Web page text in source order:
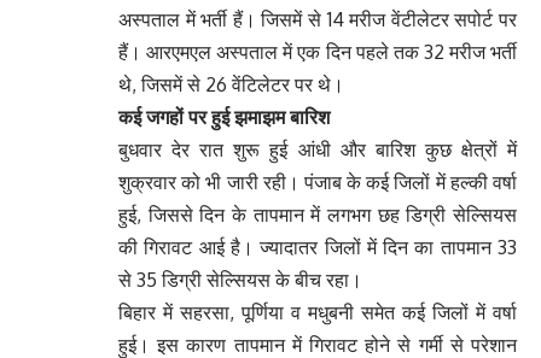
अस्पताल में भर्ती हैं। जिसमें से 14 मरीज वेंटीलेटर सपोर्ट पर
हैं। आरएमएल अस्पताल में एक दिन पहले तक 32 मरीज भर्ती
थे, जिसमें से 26 वेंटिलेटर पर थे।
कई जगहों पर हुई झमाझम बारिश
बुधवार देर रात शुरू हुई आंधी और बारिश कुछ क्षेत्रों में
शुक्रवार को भी जारी रही। पंजाब के कई जिलों में हल्की वर्षा
हुई, जिससे दिन के तापमान में लगभग छह डिग्री सेल्सियस
की गिरावट आई है। ज्यादातर जिलों में दिन का तापमान 33
से 35 डिग्री सेल्सियस के बीच रहा।
बिहार में सहरसा, पूर्णिया व मधुबनी समेत कई जिलों में वर्षा
हुई। इस कारण तापमान में गिरावट होने से गर्मी से परेशान